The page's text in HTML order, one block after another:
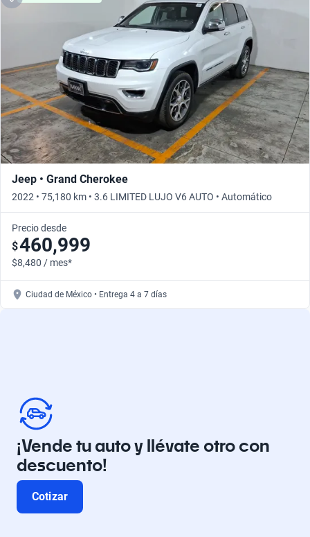
Jeep • Grand Cherokee
2022 • 75,180 km • 3.6 LIMITED LUJO V6 AUTO • Automático
Precio desde
$460,999
$8,480 / mes*
Ciudad de México • Entrega 4 a 7 días
¡Vende tu auto y llévate otro con
descuento!
Cotizar